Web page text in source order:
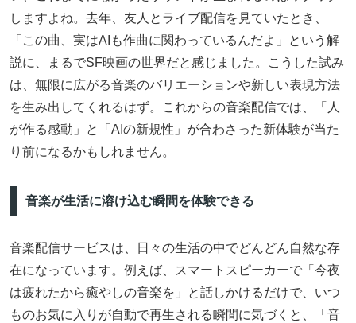
しますよね。去年、友人とライブ配信を見ていたとき、
「この曲、実はAIも作曲に関わっているんだよ」という解
説に、まるでSF映画の世界だと感じました。こうした試み
は、無限に広がる音楽のバリエーションや新しい表現方法
を生み出してくれるはず。これからの音楽配信では、「人
が作る感動」と「AIの新規性」が合わさった新体験が当た
り前になるかもしれません。
音楽が生活に溶け込む瞬間を体験できる
音楽配信サービスは、日々の生活の中でどんどん自然な存
在になっています。例えば、スマートスピーカーで「今夜
は疲れたから癒やしの音楽を」と話しかけるだけで、いつ
ものお気に入りが自動で再生される瞬間に気づくと、「音